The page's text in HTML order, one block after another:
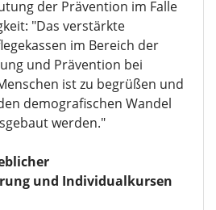
der Prävention im Falle
"Das verstärkte
im Bereich der
und Prävention bei
ist zu begrüßen und
demografischen Wandel
werden."
und Individualkursen